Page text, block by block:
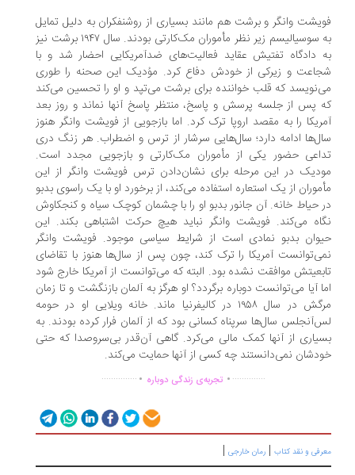
وانگر و برشت هم مانند بسیاری از روشنفکران به دلیل تمایل
به سوسیالیسم زیر نظر مأموران مک‌کارتی بودند. سال ۱۹۴۷ برشت نیز
دادگاه تفتیش عقاید فعالیت‌های ضدآمریکایی احضار شد و با
و زیرکی از خودش دفاع کرد. موُدیک این صحنه‌ را طوری
که قلب خواننده برای برشت می‌تپد و او را تحسین می‌کند
پس از جلسه پرسش و پاسخ، منتظر پاسخ آنها نماند و روز بعد
را به مقصد اروپا ترک کرد. اما بازجویی از فویشت وانگر هنوز
ادامه دارد؛ سال‌هایی سرشار از ترس و اضطراب. هر زنگ دری
حضور یکی از مأموران مک‌کارتی و بازجویی مجدد است.
در این مرحله برای نشان‌دادن ترس فویشت وانگر از این
از یک استعاره استفاده می‌کند، از برخورد او با یک راسوی بدبو
حیاط خانه. آن جانور بدبو او را با چشمان کوچک سیاه و کنجکاوش
می‌کند. فویشت وانگر نباید هیچ حرکت اشتباهی بکند. این
بدبو نمادی‌ است از شرایط سیاسی موجود. فویشت وانگر
آمریکا را ترک کند، چون پس از سال‌ها هنوز با تقاضای
موافقت نشده بود. البته که می‌توانست از آمریکا خارج شود
آیا می‌توانست دوباره برگردد؟ او هرگز به آلمان بازنگشت و تا زمان
مرگش در سال ۱۹۵۸ در کالیفرنیا ماند. خانه ویلایی او در حومه
سال‌ها سرپناه کسانی بود که از آلمان فرار کرده بودند. به
از آنها کمک مالی می‌کرد. گاهی آن‌قدر بی‌سروصدا که حتی
نمی‌دانستند چه کسی از آنها حمایت می‌کند.
................تجربه‌ی زندگی دوباره ...............
و نقد کتاب|رمان خارجی|